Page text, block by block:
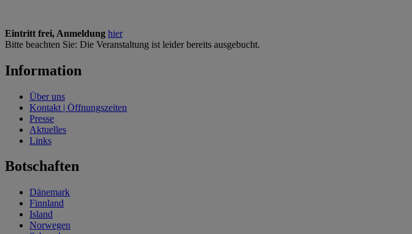
Eintritt frei, Anmeldung hier
Bitte beachten Sie: Die Veranstaltung ist leider bereits ausgebucht.
Information
Über uns
Kontakt | Öffnungszeiten
Presse
Aktuelles
Links
Botschaften
Dänemark
Finnland
Island
Norwegen